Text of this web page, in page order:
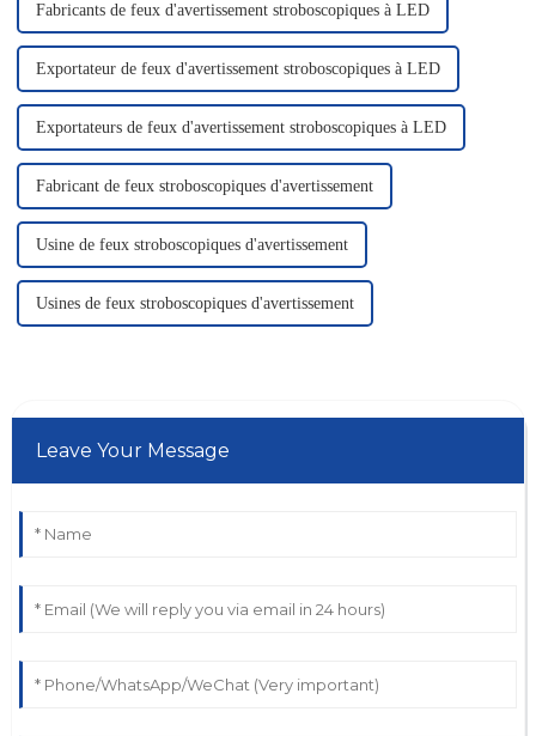
Fabricants de feux d'avertissement stroboscopiques à LED
Exportateur de feux d'avertissement stroboscopiques à LED
Exportateurs de feux d'avertissement stroboscopiques à LED
Fabricant de feux stroboscopiques d'avertissement
Usine de feux stroboscopiques d'avertissement
Usines de feux stroboscopiques d'avertissement
Leave Your Message